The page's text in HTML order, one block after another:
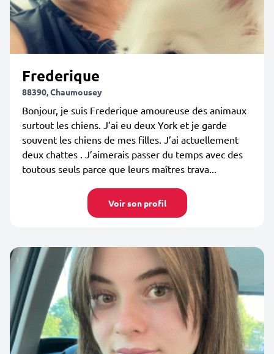
Frederique
88390, Chaumousey
Bonjour, je suis Frederique amoureuse des animaux
surtout les chiens. J’ai eu deux York et je garde
souvent les chiens de mes filles. J’ai actuellement
deux chattes . J’aimerais passer du temps avec des
toutous seuls parce que leurs maîtres trava...
Voir son profil